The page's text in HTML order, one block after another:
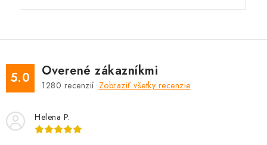
5.0 Overené zákazníkmi
1280 recenzií. Zobraziť všetky recenzie
Helena P.